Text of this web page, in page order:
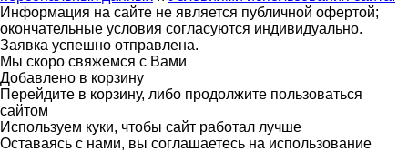
Информация на сайте не является публичной офертой;
окончательные условия согласуются индивидуально.
Заявка успешно отправлена.
Мы скоро свяжемся с Вами
Добавлено в корзину
Перейдите в корзину, либо продолжите пользоваться
сайтом
Используем куки, чтобы сайт работал лучше
Оставаясь с нами, вы соглашаетесь на использование